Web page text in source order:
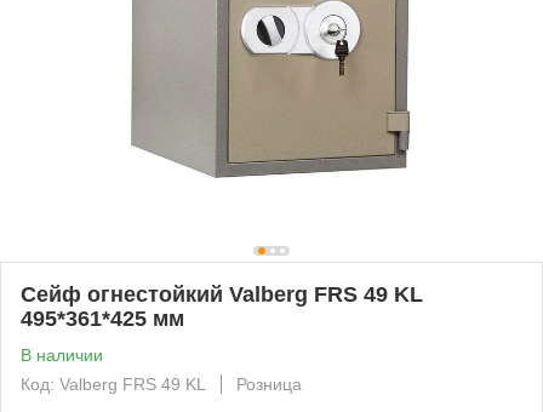
Сейф огнестойкий Valberg FRS 49 KL
495*361*425 мм
В наличии
Код: Valberg FRS 49 KL
Розница